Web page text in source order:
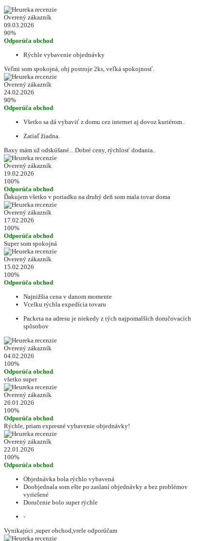
Overený zákazník
09.03.2026
90%
Odporúča obchod
Rýchle vybavenie objednávky
Veľmi som spokojná, obj postroje 2ks, veľká spokojnosť.
Overený zákazník
24.02.2026
90%
Odporúča obchod
Všetko sa dá vybaviť z domu cez internet aj dovoz kuriérom..
Zatiaľ žiadna.
Baxy mám už odskúšané... Dobré ceny, rýchlosť dodania..
Overený zákazník
19.02.2026
100%
Odporúča obchod
Ďakujem všetko v poriadku na druhý deň som mala tovar doma
Overený zákazník
17.02.2026
100%
Odporúča obchod
Super som spokojná
Overený zákazník
15.02.2026
100%
Odporúča obchod
Najnižšia cena v danom momente
Vcelku rýchla expedícia tovaru
Packeta na adresu je niekedy z tých najpomalších doručovacích
spôsobov
Overený zákazník
04.02.2026
100%
Odporúča obchod
všetko super
Overený zákazník
26.01.2026
100%
Odporúča obchod
Rýchle, priam expresné vybavenie objednávky!
Overený zákazník
22.01.2026
100%
Odporúča obchod
Objednávka bola rýchlo vybavená
Doobjednala som ešte po zaslaní objednávky a bez problémov
vyriešené
Doručenie bolo super rýchle
-
Vynikajúci ,super obchod,vrele odporúčam